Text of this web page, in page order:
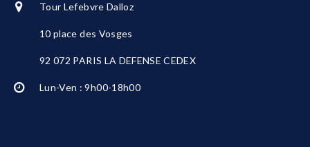
Tour Lefebvre Dalloz
10 place des Vosges
92 072 PARIS LA DEFENSE CEDEX
Lun-Ven : 9h00-18h00